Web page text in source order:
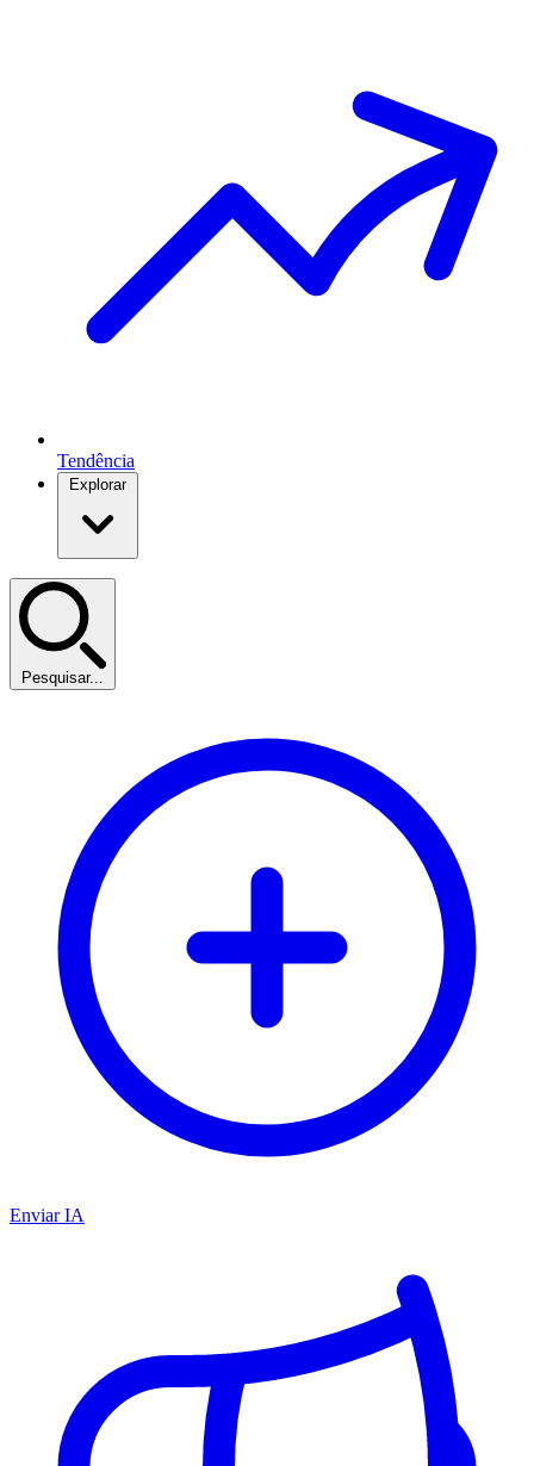
Tendência
Explorar
Pesquisar...
Enviar IA